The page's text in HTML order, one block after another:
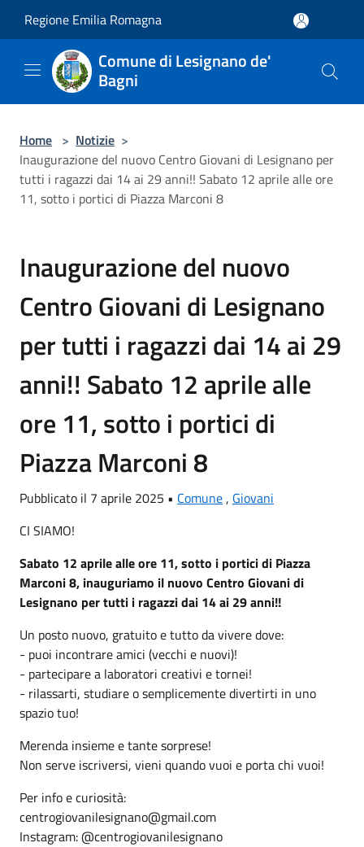
Regione Emilia Romagna
Comune di Lesignano de'
Bagni
Home > Notizie >
Inaugurazione del nuovo Centro Giovani di Lesignano per
tutti i ragazzi dai 14 ai 29 anni!! Sabato 12 aprile alle ore
11, sotto i portici di Piazza Marconi 8
Inaugurazione del nuovo
Centro Giovani di Lesignano
per tutti i ragazzi dai 14 ai 29
anni!! Sabato 12 aprile alle
ore 11, sotto i portici di
Piazza Marconi 8
Pubblicato il 7 aprile 2025 • Comune , Giovani
CI SIAMO!
Sabato 12 aprile alle ore 11, sotto i portici di Piazza
Marconi 8, inauguriamo il nuovo Centro Giovani di
Lesignano per tutti i ragazzi dai 14 ai 29 anni!!
Un posto nuovo, gratuito e tutto da vivere dove:
- puoi incontrare amici (vecchi e nuovi)!
- partecipare a laboratori creativi e tornei!
- rilassarti, studiare o semplicemente divertirti in uno
spazio tuo!
Merenda insieme e tante sorprese!
Non serve iscriversi, vieni quando vuoi e porta chi vuoi!
Per info e curiosità:
centrogiovanilesignano@gmail.com
Instagram: @centrogiovanilesignano